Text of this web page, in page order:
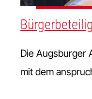
Die Augsburger
mit dem